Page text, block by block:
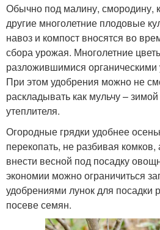
Обычно под малину, смородину,
другие многолетние плодовые
навоз и компост вносятся во
сбора урожая. Многолетние
разложившимися
При этом удобрения можно не
раскладывать как мульчу –
утеплителя.
Огородные грядки удобнее
перекопать, не разбивая
внести весной под посадку
экономии можно ограничиться
удобрениями лунок для посадки
посеве семян.